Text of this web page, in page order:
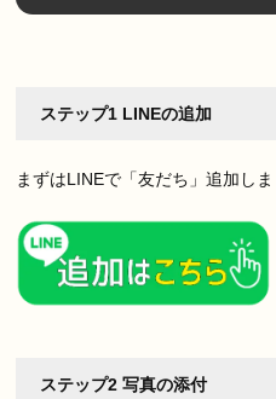
ステップ1 LINEの追加
まずはLINEで「友だち」追加し
ステップ2 写真の添付